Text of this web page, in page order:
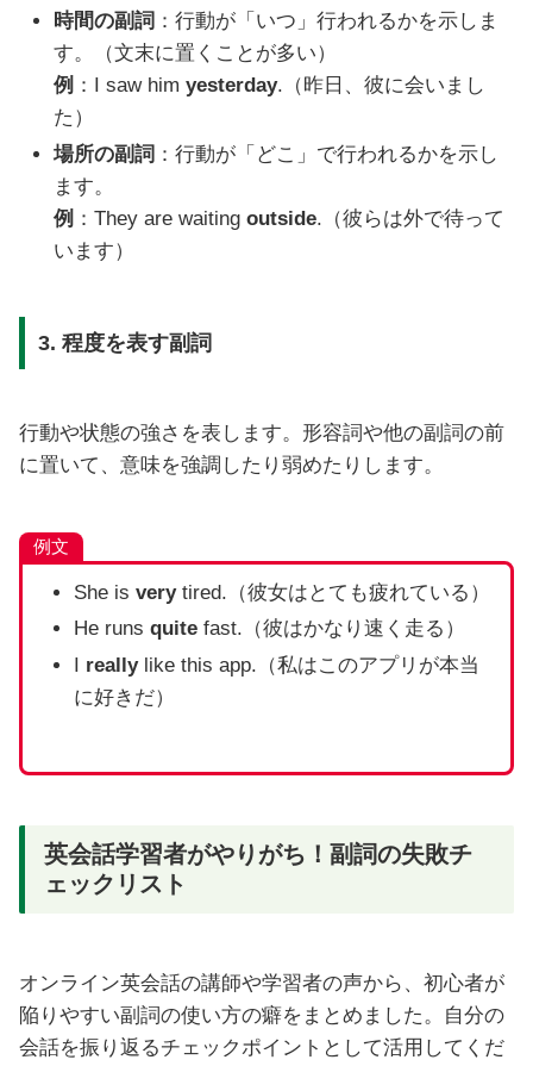
時間の副詞 ：行動が「いつ」行われるかを示しま
す。（文末に置くことが多い）
例 ：I saw himyesterday.（昨日、彼に会いまし
た）
場所の副詞 ：行動が「どこ」で行われるかを示し
ます。
例 ：They are waitingoutside.（彼らは外で待って
います）
3. 程度を表す副詞
行動や状態の強さを表します。形容詞や他の副詞の前
に置いて、意味を強調したり弱めたりします。
例文
She is verytired.（彼女はとても疲れている）
He runs quitefast.（彼はかなり速く走る）
I reallylike this app.（私はこのアプリが本当
に好きだ）
英会話学習者がやりがち！副詞の失敗チ
ェックリスト
オンライン英会話の講師や学習者の声から、初心者が
陥りやすい副詞の使い方の癖をまとめました。自分の
会話を振り返るチェックポイントとして活用してくだ